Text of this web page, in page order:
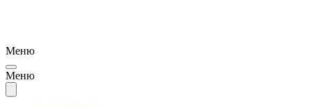
Меню
Меню